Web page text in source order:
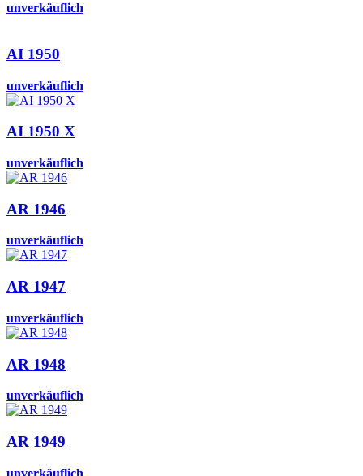
unverkäuflich
AI 1950
unverkäuflich
AI 1950 X
unverkäuflich
AR 1946
unverkäuflich
AR 1947
unverkäuflich
AR 1948
unverkäuflich
AR 1949
unverkäuflich